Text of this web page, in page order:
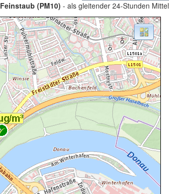
Feinstaub (PM10) - als gleitender 24-Stunden